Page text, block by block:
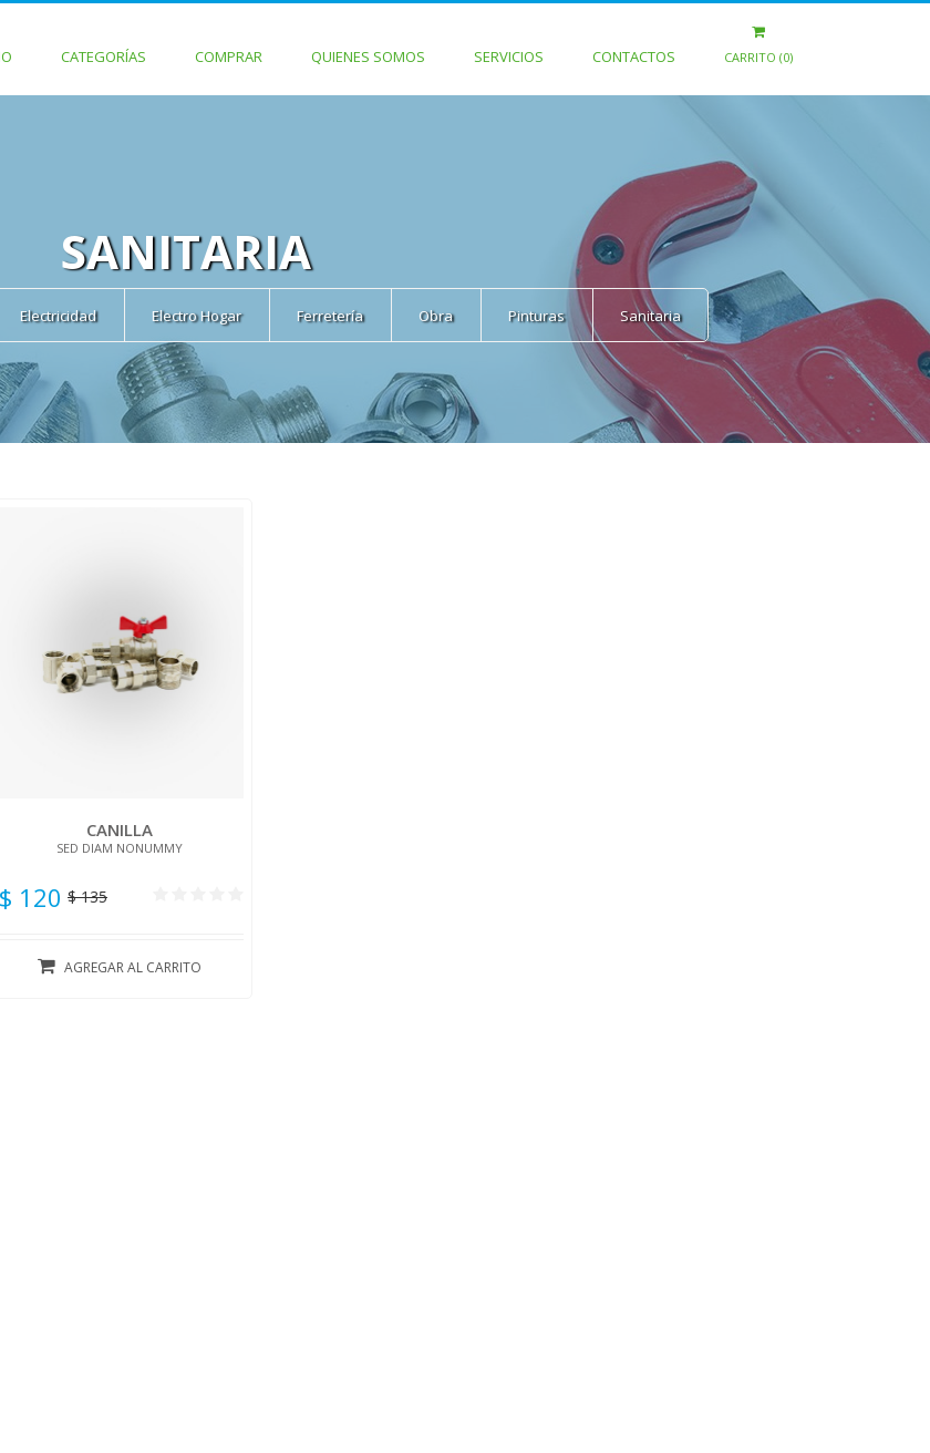
CATEGORÍAS COMPRAR QUIENES SOMOS SERVICIOS CONTACTOS CARRITO (0)
SANITARIA
Electricidad Electro Hogar Ferretería Obra Pinturas Sanitaria
CANILLA
SED DIAM NONUMMY
$ 120 $ 135
AGREGAR AL CARRITO